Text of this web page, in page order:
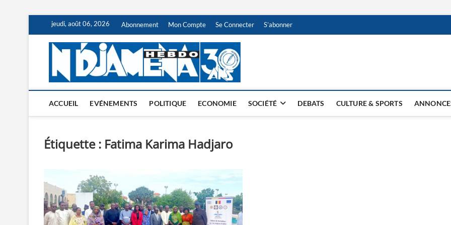
content
jeudi, août 06, 2026 Abonnement Mon Compte Se Connecter S’abonner
NDJAMENA HEBDO
ACCUEIL EVÉNEMENTS POLITIQUE ECONOMIE SOCIÉTÉ DEBATS CULTURE & SPORTS
Étiquette : Fatima Karima Hadjaro